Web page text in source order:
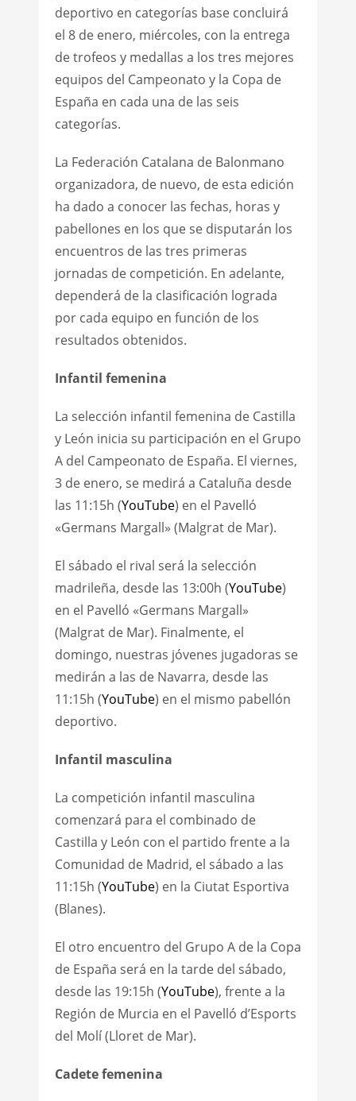
deportivo en categorías base concluirá
el 8 de enero, miércoles, con la entrega
de trofeos y medallas a los tres mejores
equipos del Campeonato y la Copa de
España en cada una de las seis
categorías.
La Federación Catalana de Balonmano
organizadora, de nuevo, de esta edición
ha dado a conocer las fechas, horas y
pabellones en los que se disputarán los
encuentros de las tres primeras
jornadas de competición. En adelante,
dependerá de la clasificación lograda
por cada equipo en función de los
resultados obtenidos.
Infantil femenina
La selección infantil femenina de Castilla
y León inicia su participación en el Grupo
A del Campeonato de España. El viernes,
3 de enero, se medirá a Cataluña desde
las 11:15h (YouTube) en el Pavelló
«Germans Margall» (Malgrat de Mar).
El sábado el rival será la selección
madrileña, desde las 13:00h (YouTube)
en el Pavelló «Germans Margall»
(Malgrat de Mar). Finalmente, el
domingo, nuestras jóvenes jugadoras se
medirán a las de Navarra, desde las
11:15h (YouTube) en el mismo pabellón
deportivo.
Infantil masculina
La competición infantil masculina
comenzará para el combinado de
Castilla y León con el partido frente a la
Comunidad de Madrid, el sábado a las
11:15h (YouTube) en la Ciutat Esportiva
(Blanes).
El otro encuentro del Grupo A de la Copa
de España será en la tarde del sábado,
desde las 19:15h (YouTube), frente a la
Región de Murcia en el Pavelló d’Esports
del Molí (Lloret de Mar).
Cadete femenina